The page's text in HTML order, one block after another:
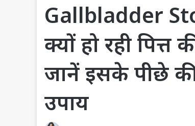
Gallbladder
क्यों हो रही
जानें इसके पीछे
उपाय